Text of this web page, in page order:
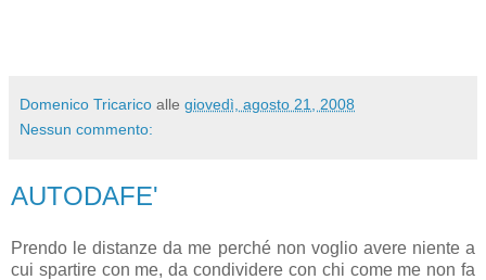
Domenico Tricarico alle giovedì, agosto 21, 2008
Nessun commento:
AUTODAFE'
Prendo le distanze da me perché non voglio avere niente a
cui spartire con me, da condividere con chi come me non fa